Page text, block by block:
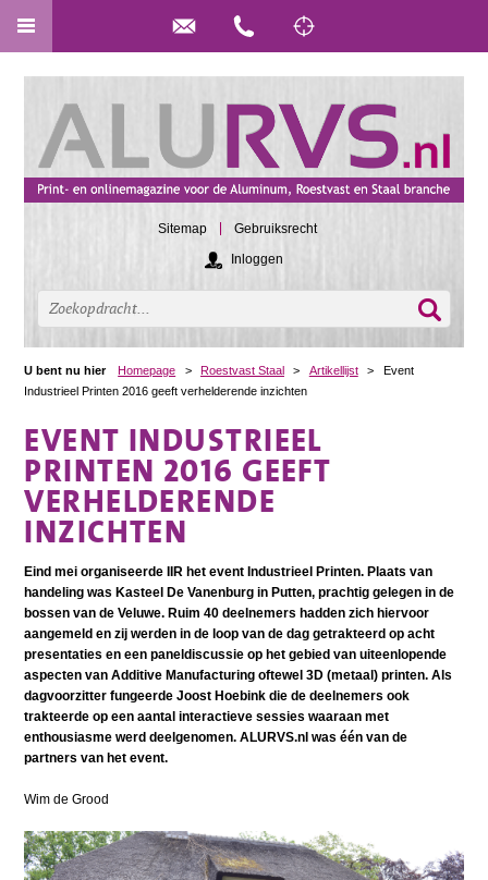
Sitemap
Gebruiksrecht
Inloggen
U bent nu hier Homepage > Roestvast Staal > Artikellijst >
Event
Industrieel Printen 2016 geeft verhelderende inzichten
EVENT INDUSTRIEEL
PRINTEN 2016 GEEFT
VERHELDERENDE
INZICHTEN
Eind mei organiseerde IIR het event Industrieel Printen. Plaats van
handeling was Kasteel De Vanenburg in Putten, prachtig gelegen in de
bossen van de Veluwe. Ruim 40 deelnemers hadden zich hiervoor
aangemeld en zij werden in de loop van de dag getrakteerd op acht
presentaties en een paneldiscussie op het gebied van uiteenlopende
aspecten van Additive Manufacturing oftewel 3D (metaal) printen. Als
dagvoorzitter fungeerde Joost Hoebink die de deelnemers ook
trakteerde op een aantal interactieve sessies waaraan met
enthousiasme werd deelgenomen. ALURVS.nl was één van de
partners van het event.
Wim de Grood